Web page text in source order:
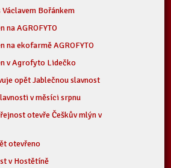
Václavem Bořánkem
na AGROFYTO
na ekofarmě AGROFYTO
v Agrofyto Lidečko
opět Jablečnou slavnost
v měsíci srpnu
otevře Češkův mlýn v
otevřeno
v Hostětíně